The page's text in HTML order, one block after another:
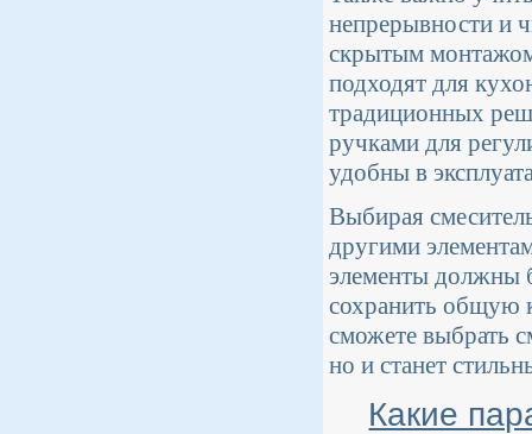
непрерывности и
скрытым
подходят для
традиционных
ручками для
удобны в
Выбирая
другими
элементы должны
сохранить общую
сможете выбрать
но и станет
Какие